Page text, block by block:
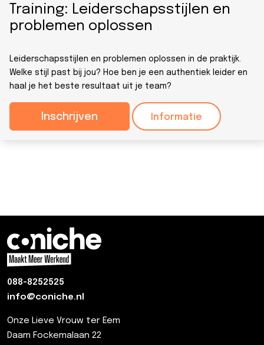
Training: Leiderschapsstijlen en
problemen oplossen
Leiderschapsstijlen en problemen oplossen in de praktijk.
Welke stijl past bij jou? Hoe ben je een authentiek leider en
haal je het beste resultaat uit je team?
Inschrijven Informatie
088-8252525
info@coniche.nl
Onze Lieve Vrouw ter Eem
Daam Fockemalaan 22